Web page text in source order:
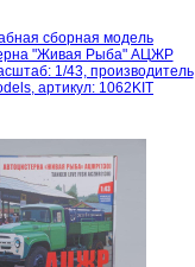
сборная модель
"Живая Рыба" АЦЖР
1/43, производитель
артикул: 1062KIT